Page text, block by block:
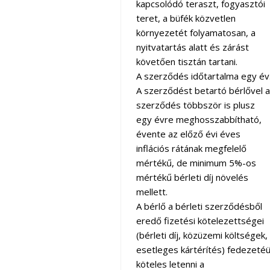
kapcsolódó teraszt, fogyasztói
teret, a büfék közvetlen
környezetét folyamatosan, a
nyitvatartás alatt és zárást
követően tisztán tartani.
A szerződés időtartalma egy
A szerződést betartó bérlővel a
szerződés többször is plusz
egy évre meghosszabbítható,
évente az előző évi éves
inflációs rátának megfelelő
mértékű, de minimum 5%-os
mértékű bérleti díj növelés
mellett.
A bérlő a bérleti szerződésből
eredő fizetési kötelezettségei
(bérleti díj, közüzemi költségek,
esetleges kártérítés)
köteles letenni a